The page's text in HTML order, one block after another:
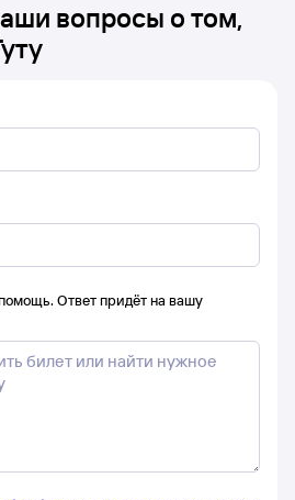
вопросы о том,
Ответ придёт на вашу